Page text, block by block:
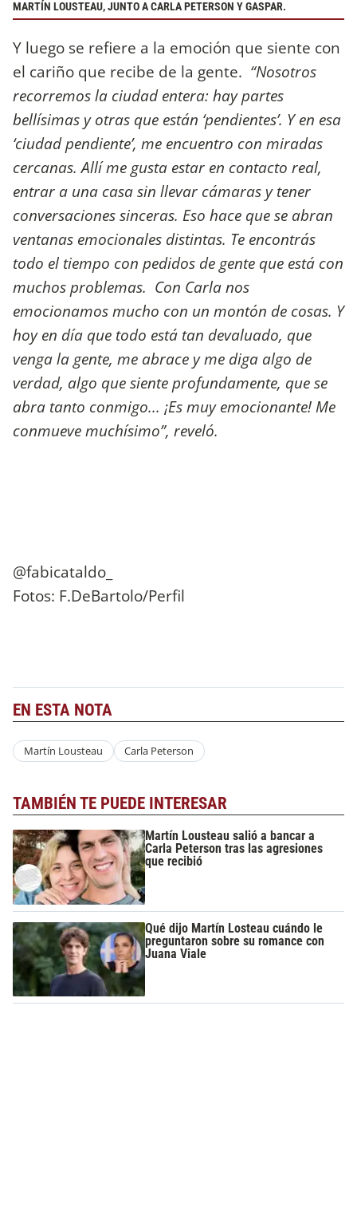
MARTÍN LOUSTEAU, JUNTO A CARLA PETERSON Y GASPAR.
Y luego se refiere a la emoción que siente con
el cariño que recibe de la gente. “Nosotros
recorremos la ciudad entera: hay partes
bellísimas y otras que están ‘pendientes’. Y en esa
‘ciudad pendiente’, me encuentro con miradas
cercanas. Allí me gusta estar en contacto real,
entrar a una casa sin llevar cámaras y tener
conversaciones sinceras. Eso hace que se abran
ventanas emocionales distintas. Te encontrás
todo el tiempo con pedidos de gente que está con
muchos problemas. Con Carla nos
emocionamos mucho con un montón de cosas. Y
hoy en día que todo está tan devaluado, que
venga la gente, me abrace y me diga algo de
verdad, algo que siente profundamente, que se
abra tanto conmigo... ¡Es muy emocionante! Me
conmueve muchísimo”, reveló.
@fabicataldo_
Fotos: F.DeBartolo/Perfil
EN ESTA NOTA
Martín Lousteau Carla Peterson
TAMBIÉN TE PUEDE INTERESAR
Martín Lousteau salió a bancar a
Carla Peterson tras las agresiones
que recibió
Qué dijo Martín Losteau cuándo le
preguntaron sobre su romance con
Juana Viale